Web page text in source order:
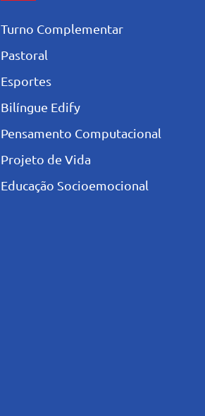
Turno Complementar
Pastoral
Esportes
Bilíngue Edify
Pensamento Computacional
Projeto de Vida
Educação Socioemocional